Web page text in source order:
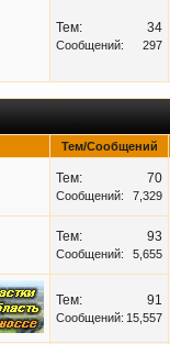
34
Тем:
297
Сообщений:
Тем/Сообщений
70
Тем:
7,329
Сообщений:
93
Тем:
5,655
Сообщений:
91
Тем:
15,557
Сообщений: